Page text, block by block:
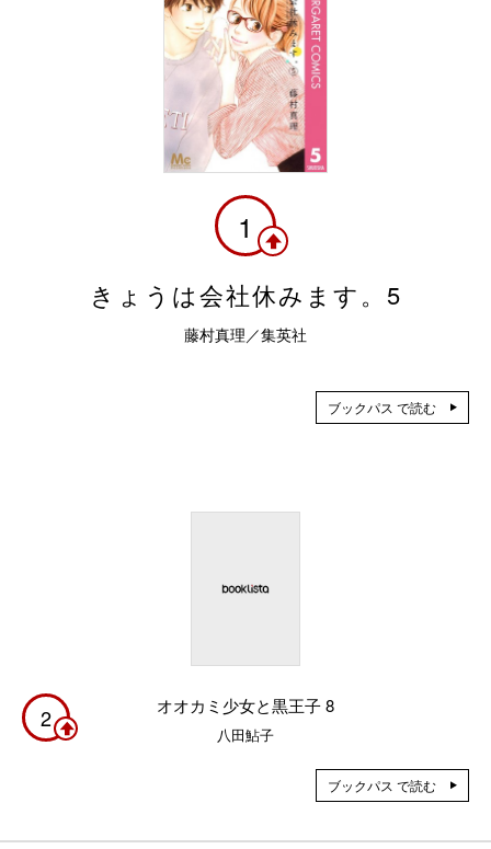
1
きょうは会社休みます。5
藤村真理／集英社
ブックパス で読む
2 オオカミ少女と黒王子 8
八田鮎子
ブックパス で読む